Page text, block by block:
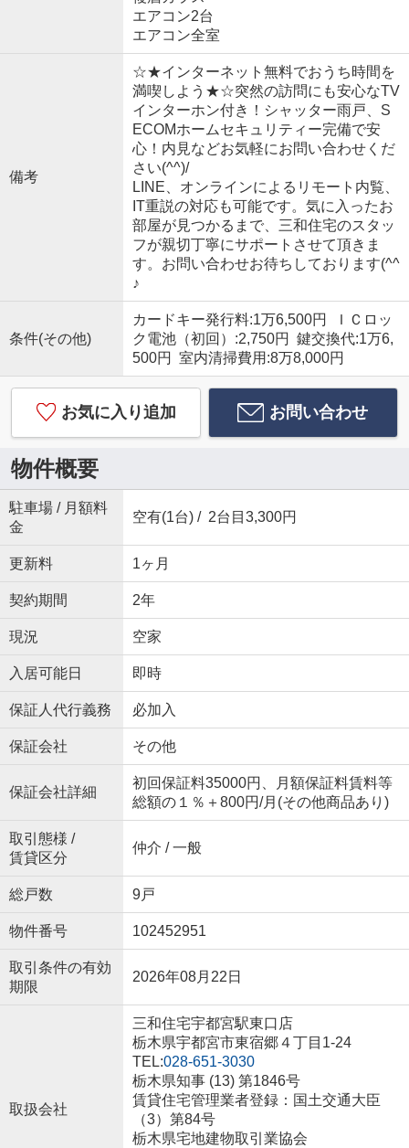
エアコン2台
エアコン全室
備考
☆★インターネット無料でおうち時間を
満喫しよう★☆突然の訪問にも安心なTV
インターホン付き！シャッター雨戸、S
ECOMホームセキュリティー完備で安
心！内見などお気軽にお問い合わせくだ
さい(^^)/
LINE、オンラインによるリモート内覧、
IT重説の対応も可能です。気に入ったお
部屋が見つかるまで、三和住宅のスタッ
フが親切丁寧にサポートさせて頂きま
す。お問い合わせお待ちしております(^^
♪
条件(その他)
カードキー発行料:1万6,500円 ＩＣロッ
ク電池（初回）:2,750円 鍵交換代:1万6,
500円 室内清掃費用:8万8,000円
お気に入り追加 お問い合わせ
物件概要
駐車場 / 月額料
金
空有(1台) / 2台目3,300円
更新料 1ヶ月
契約期間 2年
現況 空家
入居可能日 即時
保証人代行義務 必加入
保証会社 その他
保証会社詳細
初回保証料35000円、月額保証料賃料等
総額の１％＋800円/月(その他商品あり)
取引態様 /
賃貸区分
仲介 / 一般
総戸数 9戸
物件番号 102452951
取引条件の有効
期限
2026年08月22日
取扱会社
三和住宅宇都宮駅東口店
栃木県宇都宮市東宿郷４丁目1-24
TEL:028-651-3030
栃木県知事 (13) 第1846号
賃貸住宅管理業者登録：国土交通大臣
（3）第84号
栃木県宅地建物取引業協会